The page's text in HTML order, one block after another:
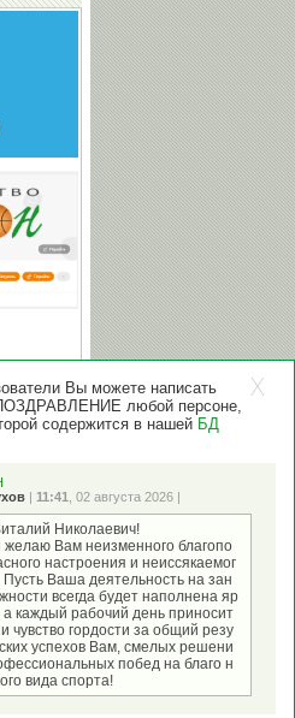
Вы можете написать
любой персоне,
содержится в нашей БД
| 11:41 , 02 августа 2026 |
Николаевич!
Вам неизменного благопо
настроения и неиссякаемог
Ваша деятельность на зан
всегда будет наполнена яр
каждый рабочий день приносит
чувство гордости за общий резу
успехов Вам, смелых решени
побед на благо н
вида спорта!